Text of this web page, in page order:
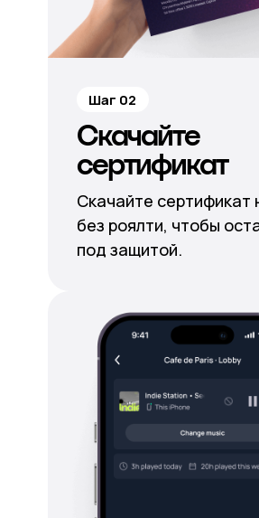
Скачайте
сертификат
Скачайте сертификат
без роялти, чтобы
под защитой.
Шаг 02